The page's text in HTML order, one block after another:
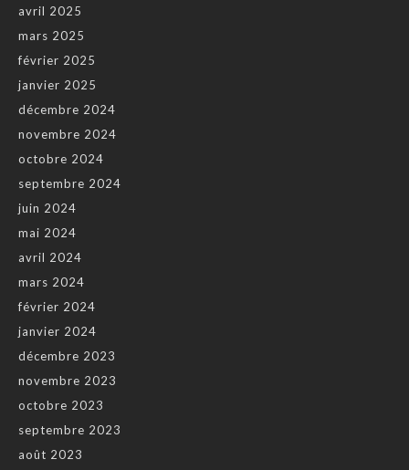
avril 2025
mars 2025
février 2025
janvier 2025
décembre 2024
novembre 2024
octobre 2024
septembre 2024
juin 2024
mai 2024
avril 2024
mars 2024
février 2024
janvier 2024
décembre 2023
novembre 2023
octobre 2023
septembre 2023
août 2023